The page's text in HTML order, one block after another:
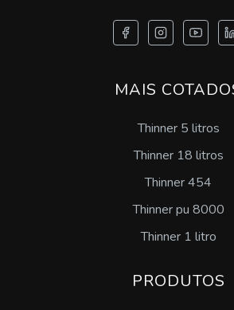
Onde encontrar inspeção de
Preço de inspeção de
MAIS
Thinner 5 litros
Thinner 18 litros
Thinner 454
Thinner pu 8000
Thinner 1 litro
PRODUTOS